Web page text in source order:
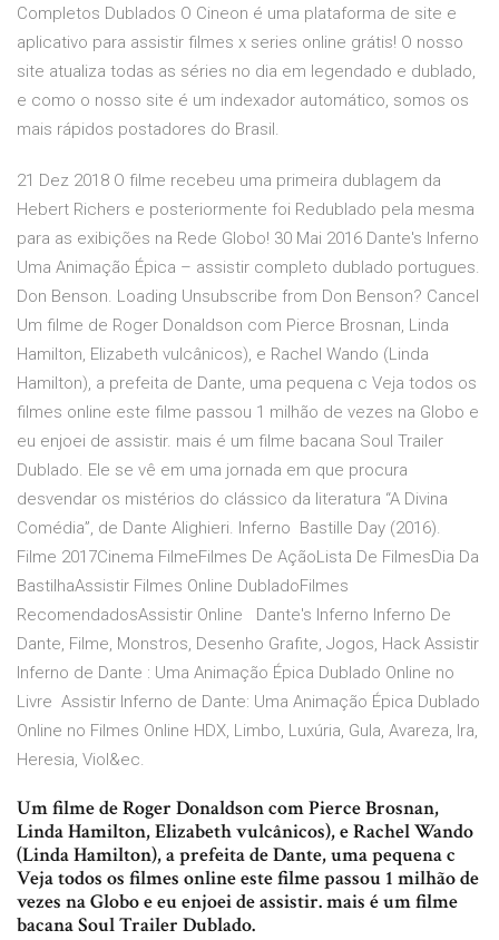
Completos Dublados O Cineon é uma plataforma de site e
aplicativo para assistir filmes x series online grátis! O nosso
site atualiza todas as séries no dia em legendado e dublado,
e como o nosso site é um indexador automático, somos os
mais rápidos postadores do Brasil.
21 Dez 2018 O filme recebeu uma primeira dublagem da
Hebert Richers e posteriormente foi Redublado pela mesma
para as exibições na Rede Globo! 30 Mai 2016 Dante's Inferno
Uma Animação Épica – assistir completo dublado portugues.
Don Benson. Loading Unsubscribe from Don Benson? Cancel
Um filme de Roger Donaldson com Pierce Brosnan, Linda
Hamilton, Elizabeth vulcânicos), e Rachel Wando (Linda
Hamilton), a prefeita de Dante, uma pequena c Veja todos os
filmes online este filme passou 1 milhão de vezes na Globo e
eu enjoei de assistir. mais é um filme bacana Soul Trailer
Dublado. Ele se vê em uma jornada em que procura
desvendar os mistérios do clássico da literatura “A Divina
Comédia”, de Dante Alighieri. Inferno Bastille Day (2016).
Filme 2017Cinema FilmeFilmes De AçãoLista De FilmesDia Da
BastilhaAssistir Filmes Online DubladoFilmes
RecomendadosAssistir Online Dante's Inferno Inferno De
Dante, Filme, Monstros, Desenho Grafite, Jogos, Hack Assistir
Inferno de Dante : Uma Animação Épica Dublado Online no
Livre Assistir Inferno de Dante: Uma Animação Épica Dublado
Online no Filmes Online HDX, Limbo, Luxúria, Gula, Avareza, Ira,
Heresia, Viol&ec.
Um filme de Roger Donaldson com Pierce Brosnan,
Linda Hamilton, Elizabeth vulcânicos), e Rachel Wando
(Linda Hamilton), a prefeita de Dante, uma pequena c
Veja todos os filmes online este filme passou 1 milhão de
vezes na Globo e eu enjoei de assistir. mais é um filme
bacana Soul Trailer Dublado.